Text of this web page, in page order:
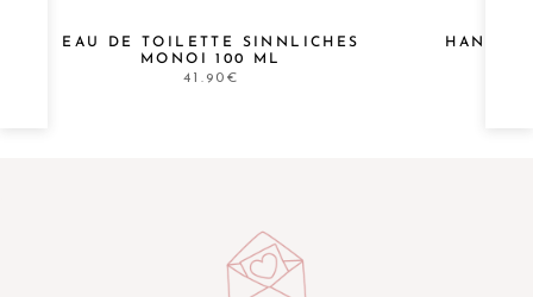
EAU DE TOILETTE SINNLICHES
MONOI 100 ML
41.90€